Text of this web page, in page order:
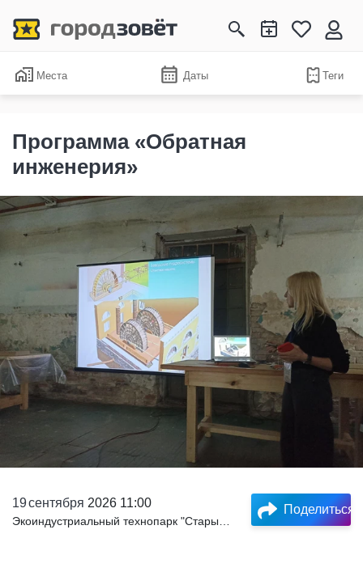
Места Даты Теги
Программа «Обратная
инженерия»
19сентября 2026 11:00 Поделиться